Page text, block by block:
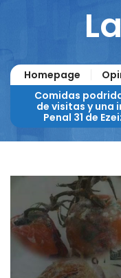
Homepage
Comidas
de visitas y una
Penal 31 de